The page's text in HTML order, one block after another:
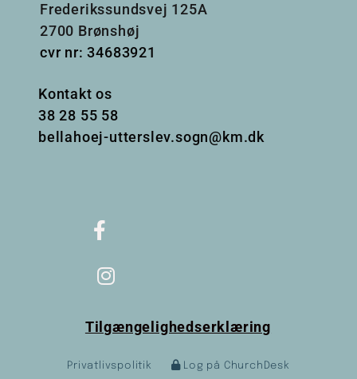
Frederikssundsvej 125A
2700 Brønshøj
cvr nr: 34683921
Kontakt os
38 28 55 58
bellahoej-utterslev.sogn@km.dk
Tilgængelighedserklæring
Privatlivspolitik Log på ChurchDesk